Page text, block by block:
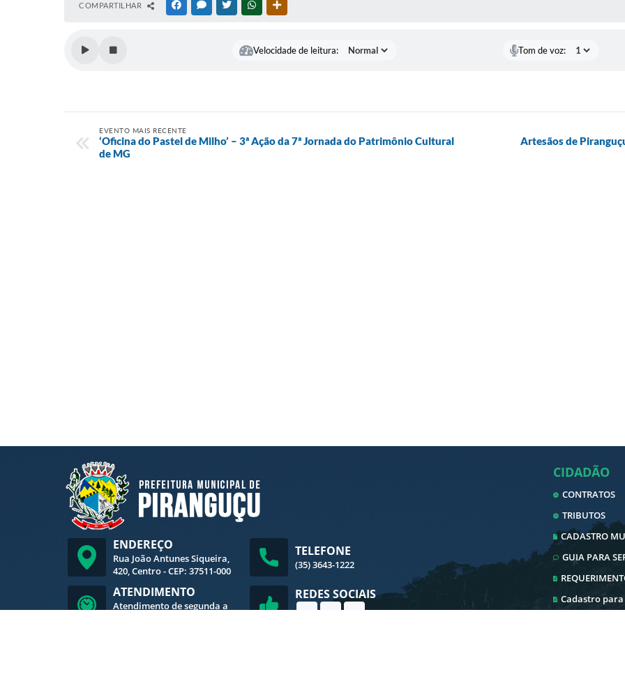
COMPARTILHAR FACEBOOKMESSENGER
TWITTERWHATSAPP
Velocidade de leitura: Tom de voz:
EVENTO MAIS RECENTE
‘Oficina do Pastel de Milho’ – 3ª Ação da 7ª Jornada do Patrimônio Cultural
de MG
Artesãos de
ENDEREÇO
Rua João Antunes Siqueira,
420, Centro - CEP: 37511-000
TELEFONE
(35) 3643-1222
ATENDIMENTO
Atendimento de segunda a
REDES SOCIAIS
CIDADÃO
CONTRATOS
TRIBUTOS
CADASTRO
GUIA PARA
Cadastro